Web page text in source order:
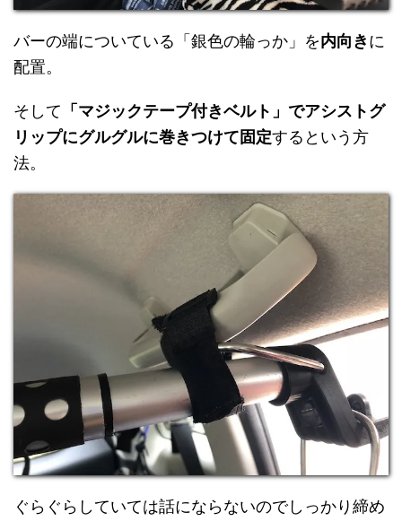
バーの端についている「銀色の輪っか」を内向きに
配置。
そして 「マジックテープ付きベルト」でアシストグ
リップにグルグルに巻きつけて固定するという方
法。
ぐらぐらしていては話にならないのでしっかり締め